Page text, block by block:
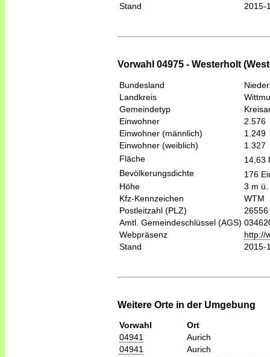
Stand
2015-
Vorwahl 04975 - Westerholt
Bundesland
Landkreis
Gemeindetyp
Einwohner
2.576
Einwohner (männlich)
1.249
Einwohner (weiblich)
1.327
Fläche
14,63
Bevölkerungsdichte
176
Höhe
3 m ü.
Kfz-Kennzeichen
WTM
Postleitzahl (PLZ)
26556
Amtl. Gemeindeschlüssel (AGS)
Webpräsenz
http://
Stand
2015-
Weitere Orte in der Umgebung
Vorwahl
Ort
04941
Aurich
04941
Aurich